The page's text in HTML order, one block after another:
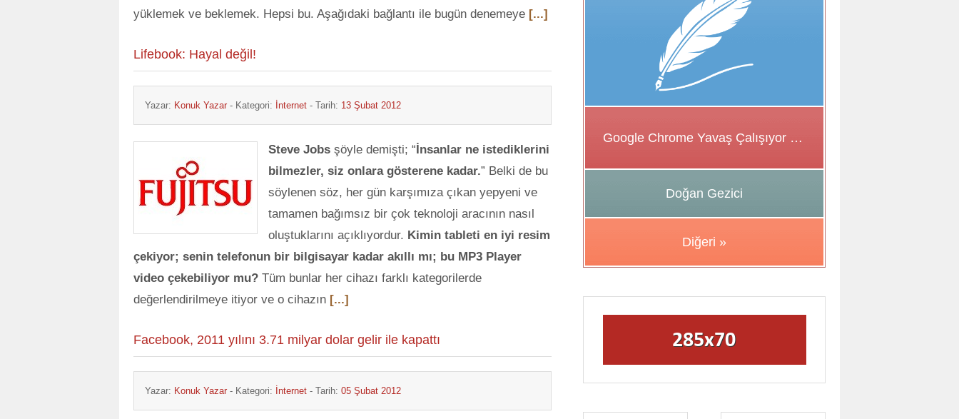
yüklemek ve beklemek. Hepsi bu. Aşağıdaki bağlantı ile bugün denemeye [...]
Lifebook: Hayal değil!
Yazar: Konuk Yazar - Kategori: İnternet - Tarih: 13 Şubat 2012
Steve Jobs şöyle demişti; “İnsanlar ne istediklerini
bilmezler, siz onlara gösterene kadar.” Belki de bu
söylenen söz, her gün karşımıza çıkan yepyeni ve
tamamen bağımsız bir çok teknoloji aracının nasıl
oluştuklarını açıklıyordur. Kimin tableti en iyi resim
çekiyor; senin telefonun bir bilgisayar kadar akıllı mı; bu MP3 Player
video çekebiliyor mu? Tüm bunlar her cihazı farklı kategorilerde
değerlendirilmeye itiyor ve o cihazın [...]
Facebook, 2011 yılını 3.71 milyar dolar gelir ile kapattı
Yazar: Konuk Yazar - Kategori: İnternet - Tarih: 05 Şubat 2012
Google Chrome Yavaş Çalışıyor Sorunu için Çözüm Önerileri
Doğan Gezici
Diğeri »